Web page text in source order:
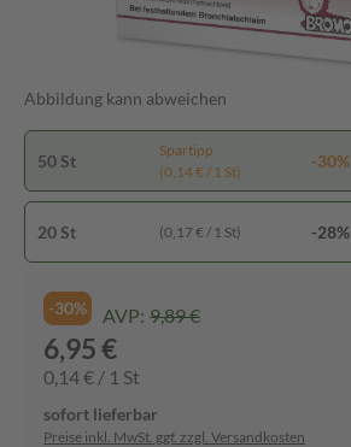
Abbildung kann abweichen
50 St
Spartipp
(0,14 € / 1 St)
-30%
20 St (0,17 € / 1 St) -28%
-30% AVP: 9,89 €
6,95 €
0,14 € / 1 St
sofort lieferbar
Preise inkl. MwSt. ggf. zzgl. Versandkosten